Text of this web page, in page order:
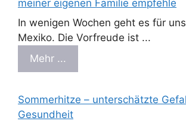
meiner eigenen Familie empfehle
In wenigen Wochen geht es für
Mexiko. Die Vorfreude ist ...
Mehr ...
Sommerhitze – unterschätzte
Gesundheit